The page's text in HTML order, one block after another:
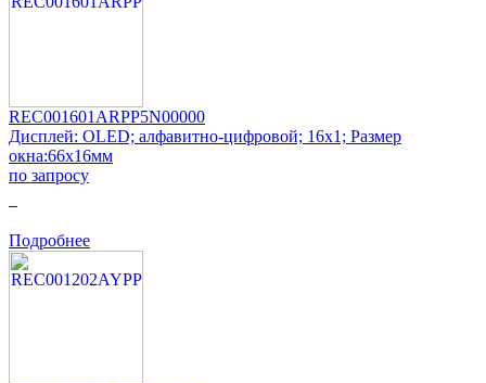
REC001601ARPP5N00000
Дисплей: OLED; алфавитно-цифровой; 16x1; Размер
окна:66x16мм
по запросу
Подробнее